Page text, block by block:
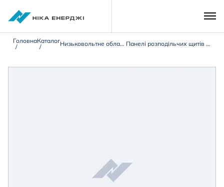
ГоловнаКаталог Низьковольтне обладнання 0,4 кВ Панелі розподільчих щитів типу ЩО-90/ЩО-70